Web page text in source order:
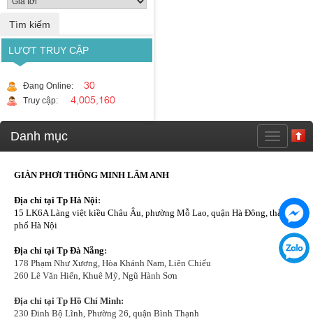
LƯỢT TRUY CẬP
Đang Online: 30
Truy cập: 4,005,160
Danh mục
GIÀN PHƠI THÔNG MINH LÂM ANH
Địa chỉ tại Tp Hà Nội:
15 LK6A Làng việt kiều Châu Âu, phường Mỗ Lao, quận Hà Đông, thành
phố Hà Nội
Địa chỉ tại Tp Đà Nẵng:
178 Phạm Như Xương, Hòa Khánh Nam, Liên Chiểu
260 Lê Văn Hiến, Khuê Mỹ, Ngũ Hành Sơn
Địa chỉ tại Tp Hồ Chí Minh:
230 Đinh Bộ Lĩnh, Phường 26, quận Bình Thạnh